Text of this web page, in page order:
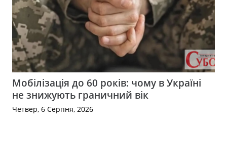
Мобілізація до 60 років: чому в Україні
не знижують граничний вік
Четвер, 6 Серпня, 2026